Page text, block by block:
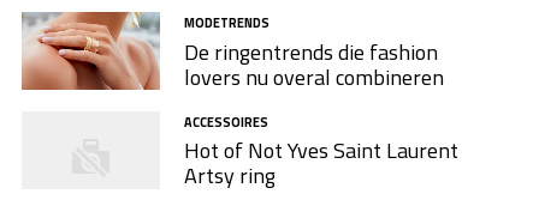
MODETRENDS
De ringentrends die fashion
lovers nu overal combineren
ACCESSOIRES
Hot of Not Yves Saint Laurent
Artsy ring